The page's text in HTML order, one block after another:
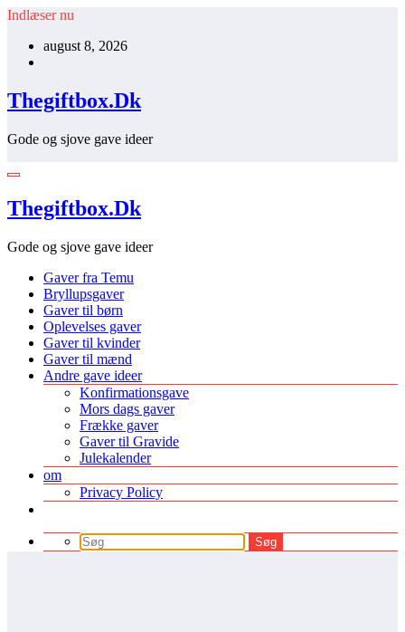
Videre
indhold
Indlæser nu
august 8, 2026
Thegiftbox.Dk
Gode og sjove gave ideer
Thegiftbox.Dk
Gode og sjove gave ideer
Gaver fra Temu
Bryllupsgaver
Gaver til børn
Oplevelses gaver
Gaver til kvinder
Gaver til mænd
Andre gave ideer
Konfirmationsgave
Mors dags gaver
Frække gaver
Gaver til Gravide
Julekalender
om
Privacy Policy